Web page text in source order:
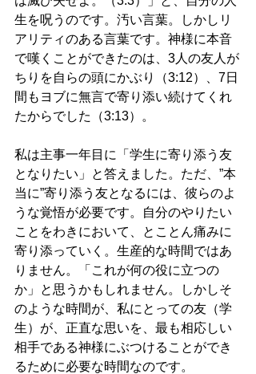
生を呪うのです。汚い言葉。しかしリ
アリティのある言葉です。神様に本音
で嘆くことができたのは、3人の友人が
ちりを自らの頭にかぶり（3:12）、7日
間もヨブに無言で寄り添い続けてくれ
たからでした（3:13）。
私は主事一年目に「学生に寄り添う友
となりたい」と答えました。ただ、”本
当に”寄り添う友となるには、彼らのよ
うな覚悟が必要です。自分のやりたい
ことをわきにおいて、とことん痛みに
寄り添っていく。生産的な時間ではあ
りません。「これが何の役に立つの
か」と思うかもしれません。しかしそ
のような時間が、私にとっての友（学
生）が、正直な思いを、最も相応しい
相手である神様にぶつけることができ
るために必要な時間なのです。